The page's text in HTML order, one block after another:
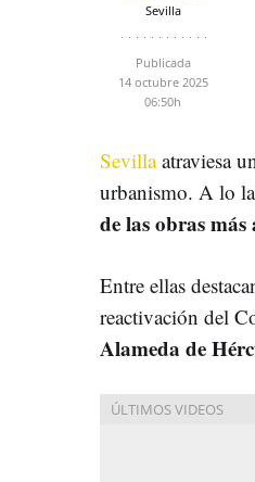
Sevilla
Publicada
14 octubre 2025
06:50h
Sevillaatraviesa
urbanismo. A lo
de las obras
Entre ellas
reactivación del
Alameda de